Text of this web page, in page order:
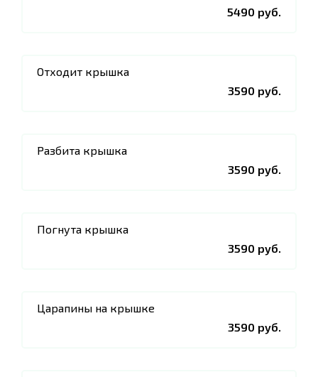
5490 руб.
Отходит крышка
3590 руб.
Разбита крышка
3590 руб.
Погнута крышка
3590 руб.
Царапины на крышке
3590 руб.